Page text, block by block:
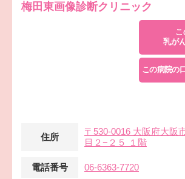
梅田東画像診断クリニック
乳が
この病院の
住所
〒530-0016 大阪府大阪
目２−２５ １階
電話番号 06-6363-7720